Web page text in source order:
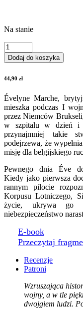
Na stanie
ilość
Bliżej
nieba
Dodaj do koszyka
44,90 zł
Évelyne Marche,
mieszka podczas I
przez Niemców
w szpitalu w dzień i
przynajmniej takie
podejrzewa, że
misję dla belgijskiego
Pewnego dnia Éve
Kiedy jako pierwsza
rannym pilocie
Korpusu Lotniczego,
życie, ukrywa go
niebezpieczeństwo
E-book
Przeczytaj
Recenzje
Patroni
Wzruszająca
wojny, a w tle
dwojgiem ludzi.